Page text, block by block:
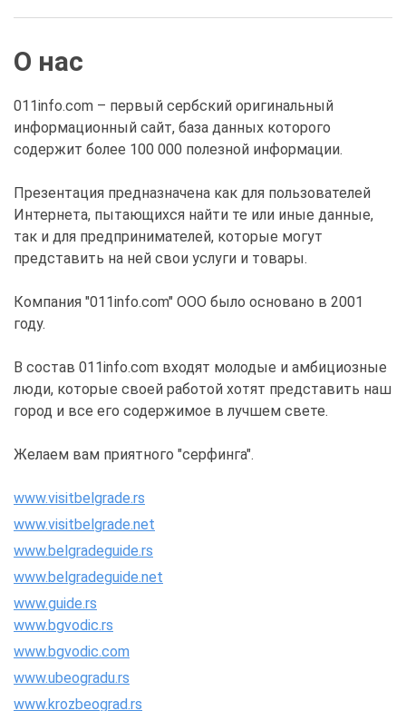
О нас
011info.com – первый сербский оригинальный
информационный сайт, база данных которого
содержит более 100 000 полезной информации.
Презентация предназначена как для пользователей
Интернета, пытающихся найти те или иные данные,
так и для предпринимателей, которые могут
представить на ней свои услуги и товары.
Компания "011info.com" ООО было основано в 2001
году.
В состав 011info.com входят молодые и амбициозные
люди, которые своей работой хотят представить наш
город и все его содержимое в лучшем свете.
Желаем вам приятного "серфинга".
www.visitbelgrade.rs
www.visitbelgrade.net
www.belgradeguide.rs
www.belgradeguide.net
www.guide.rs
www.bgvodic.rs
www.bgvodic.com
www.ubeogradu.rs
www.krozbeograd.rs